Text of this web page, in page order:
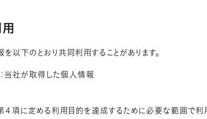
以下のとおり共同利用することがあります。
当社が取得した個人情報
項に定める利用目的を達成するために必要な範囲で利用